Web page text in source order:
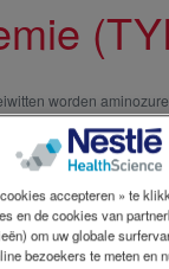
worden
tekort aan een
namelijk
fenylalanine omzet
eiwitten zeer streng
de dieetbegeleiding
die ook in eiwitten
accepteren » te
en de cookies van
om uw globale
bezoekers te meten en